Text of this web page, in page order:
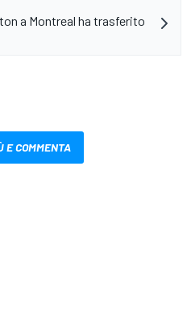
a Montreal ha trasferito
E COMMENTA